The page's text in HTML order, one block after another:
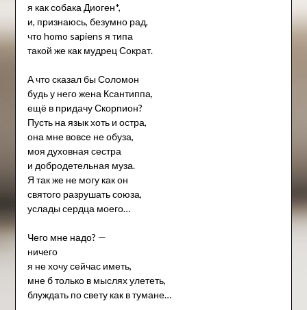
я как собака Диоген*,
и, признаюсь, безумно рад,
что homo sapiens я типа
такой же как мудрец Сократ.
А что сказал бы Соломон
будь у него жена Ксантиппа,
ещё в придачу Скорпион?
Пусть на язык хоть и остра,
она мне вовсе не обуза,
моя духовная сестра
и добродетельная муза.
Я так же не могу как он
святого разрушать союза,
услады сердца моего…
Чего мне надо? —
ничего
я не хочу сейчас иметь,
мне б только в мыслях улететь,
блуждать по свету как в тумане…